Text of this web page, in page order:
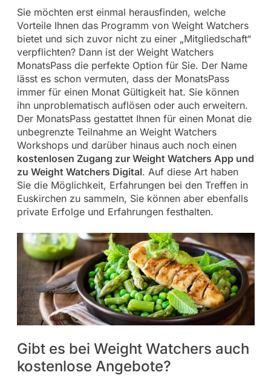
Sie möchten erst einmal herausfinden, welche
Vorteile Ihnen das Programm von Weight Watchers
bietet und sich zuvor nicht zu einer „Mitgliedschaft“
verpflichten? Dann ist der Weight Watchers
MonatsPass die perfekte Option für Sie. Der Name
lässt es schon vermuten, dass der MonatsPass
immer für einen Monat Gültigkeit hat. Sie können
ihn unproblematisch auflösen oder auch erweitern.
Der MonatsPass gestattet Ihnen für einen Monat die
unbegrenzte Teilnahme an Weight Watchers
Workshops und darüber hinaus auch noch einen
kostenlosen Zugang zur Weight Watchers App und
zu Weight Watchers Digital. Auf diese Art haben
Sie die Möglichkeit, Erfahrungen bei den Treffen in
Euskirchen zu sammeln, Sie können aber ebenfalls
private Erfolge und Erfahrungen festhalten.
Gibt es bei Weight Watchers auch
kostenlose Angebote?